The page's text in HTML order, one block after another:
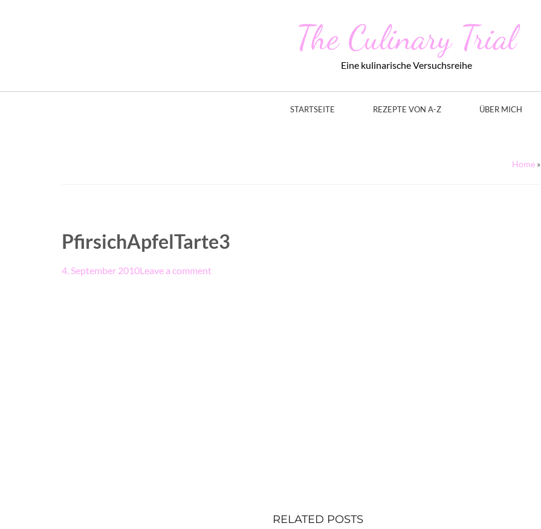
The Culinary Trial
Eine kulinarische Versuchsreihe
STARTSEITE REZEPTE VON A-Z ÜBER MICH
Home »
PfirsichApfelTarte3
4. September 2010Leave a comment
RELATED POSTS